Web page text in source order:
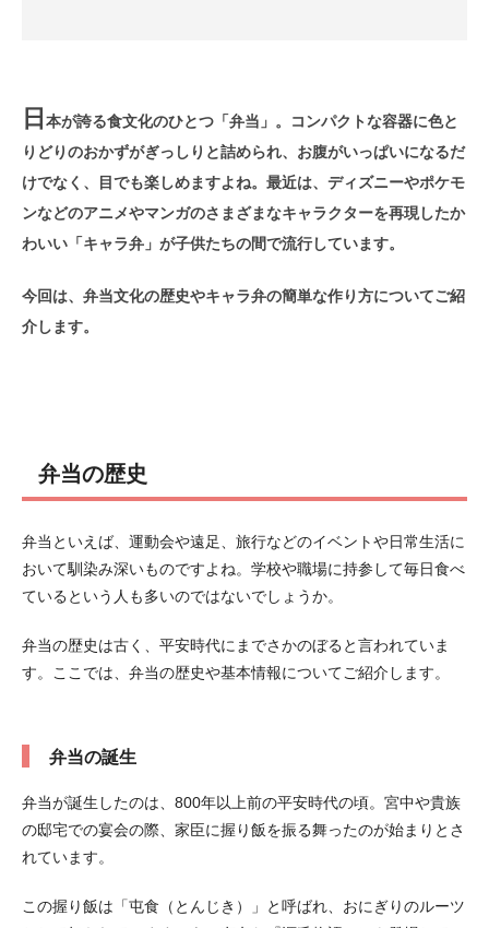
日 本が誇る食文化のひとつ「弁当」。コンパクトな容器に色と
りどりのおかずがぎっしりと詰められ、お腹がいっぱいになるだ
けでなく、目でも楽しめますよね。最近は、ディズニーやポケモ
ンなどのアニメやマンガのさまざまなキャラクターを再現したか
わいい「キャラ弁」が子供たちの間で流行しています。
今回は、弁当文化の歴史やキャラ弁の簡単な作り方についてご紹
介します。
弁当の歴史
弁当といえば、運動会や遠足、旅行などのイベントや日常生活に
おいて馴染み深いものですよね。学校や職場に持参して毎日食べ
ているという人も多いのではないでしょうか。
弁当の歴史は古く、平安時代にまでさかのぼると言われていま
す。ここでは、弁当の歴史や基本情報についてご紹介します。
弁当の誕生
弁当が誕生したのは、800年以上前の平安時代の頃。宮中や貴族
の邸宅での宴会の際、家臣に握り飯を振る舞ったのが始まりとさ
れています。
この握り飯は「屯食（とんじき）」と呼ばれ、おにぎりのルーツ